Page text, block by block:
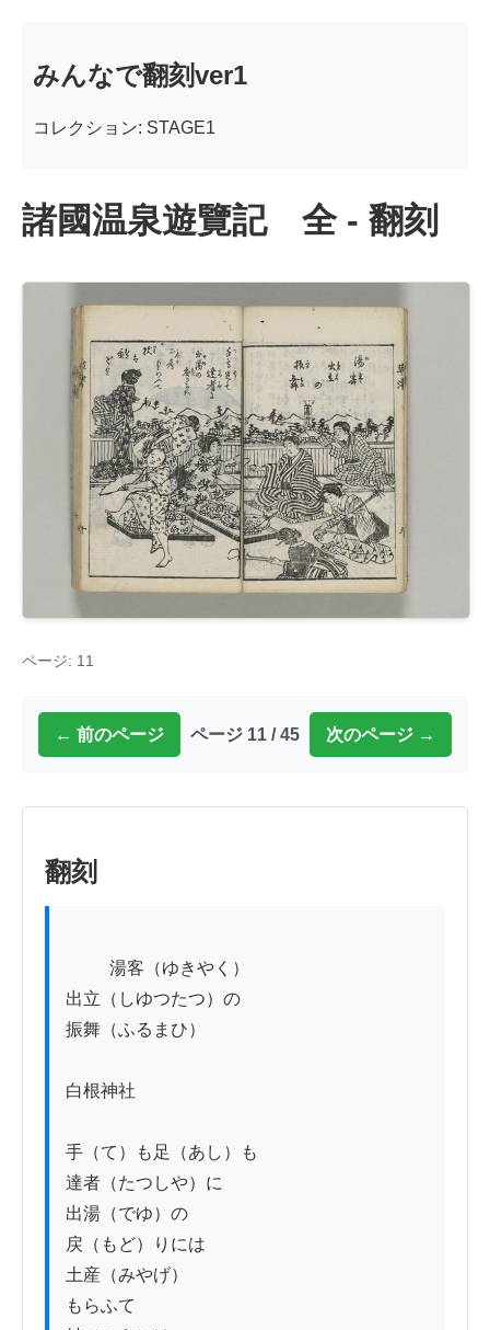
みんなで翻刻ver1
コレクション: STAGE1
諸國温泉遊覽記 全 - 翻刻
ページ: 11
← 前のページ ページ 11 / 45 次のページ →
翻刻
出立（しゆつたつ）の
振舞（ふるまひ）
白根神社
手（て）も足（あし）も
達者（たつしや）に
出湯（でゆ）の
戻（もど）りには
土産（みやげ）
もらふて